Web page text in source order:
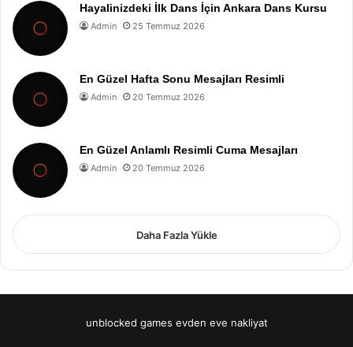
Hayalinizdeki İlk Dans İçin Ankara Dans Kursu
Admin 25 Temmuz 2026
En Güzel Hafta Sonu Mesajları Resimli
Admin 20 Temmuz 2026
En Güzel Anlamlı Resimli Cuma Mesajları
Admin 20 Temmuz 2026
Daha Fazla Yükle
unblocked games evden eve nakliyat